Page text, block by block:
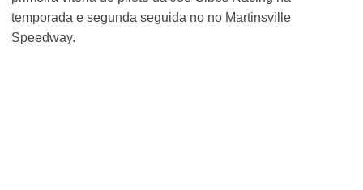
temporada e segunda seguida no no Martinsville
Speedway.